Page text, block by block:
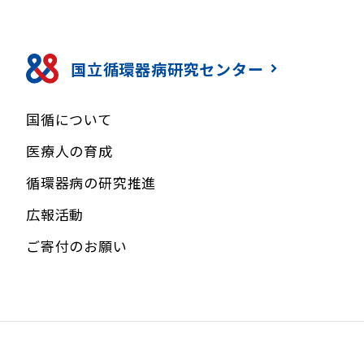
国立循環器病研究センター
国循について
医療人の育成
循環器病の研究推進
広報活動
ご寄付のお願い